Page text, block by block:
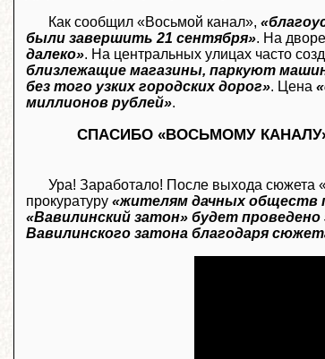
Как сообщил «Восьмой канал»,
были завершить 21 сентября». На
далеко». На центральных улицах часто
близлежащие магазины, паркуют
без того узких городских дорог». Цена
миллионов рублей».
СПАСИБО «ВОСЬМОМУ
Ура! Заработало! После выхода сюжета
прокуратуру «жителям дачных обществ
«Вавилинский затон» будет
Вавилинского затона благодаря